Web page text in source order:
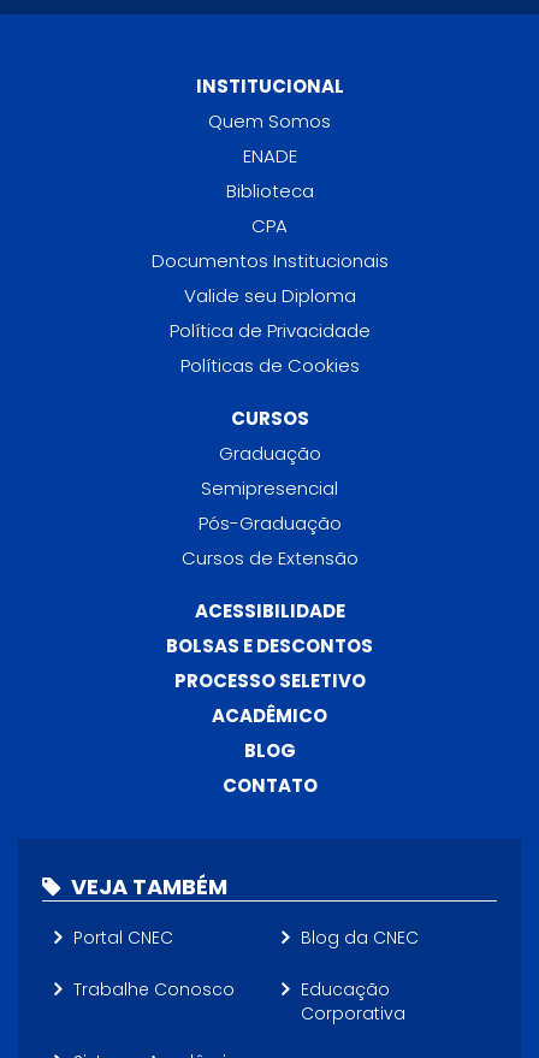
INSTITUCIONAL
Quem Somos
ENADE
Biblioteca
CPA
Documentos Institucionais
Valide seu Diploma
Política de Privacidade
Políticas de Cookies
CURSOS
Graduação
Semipresencial
Pós-Graduação
Cursos de Extensão
ACESSIBILIDADE
BOLSAS E DESCONTOS
PROCESSO SELETIVO
ACADÊMICO
BLOG
CONTATO
VEJA TAMBÉM
Portal CNEC Blog da CNEC
Trabalhe Conosco
Educação
Corporativa